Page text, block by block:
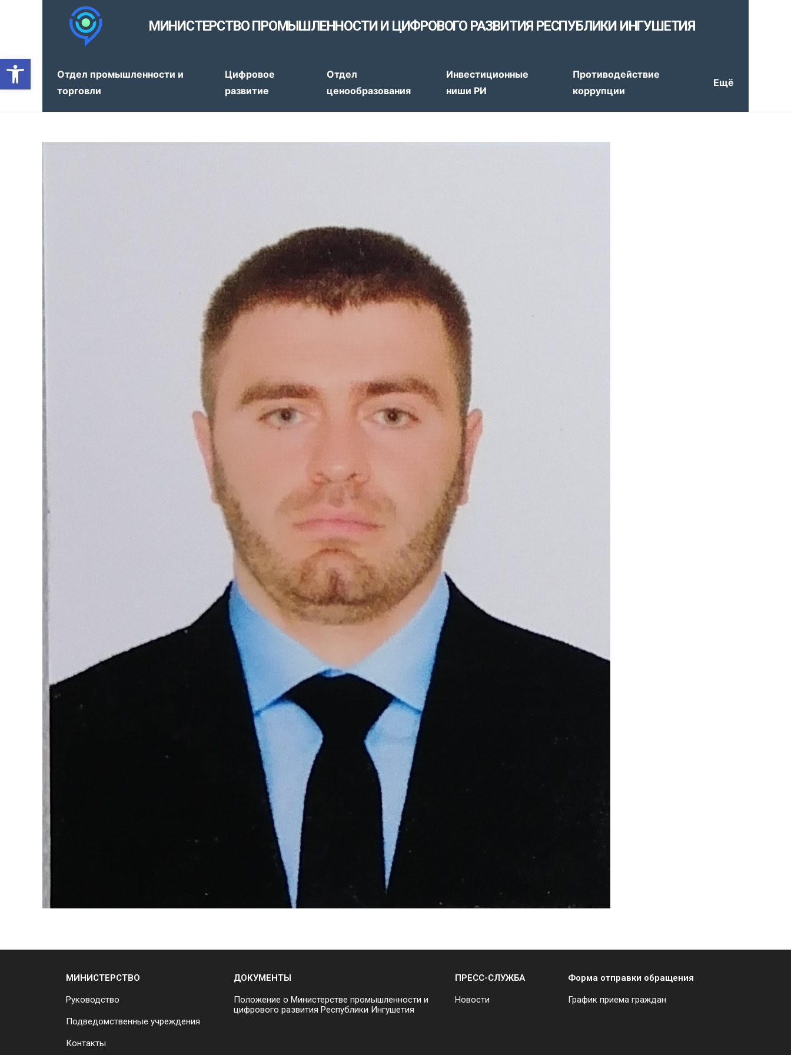
Открыть панель инструментов
МИНИСТЕРСТВО ПРОМЫШЛЕННОСТИ И ЦИФРОВОГО РАЗВИТИЯ РЕСПУБЛИКИ ИНГУШЕТИЯ
Отдел промышленности и
торговли
Цифровое
развитие
Отдел
ценообразования
Инвестиционные
ниши РИ
Противодействие
коррупции
Ещё
МИНИСТЕРСТВО
Руководство
Подведомственные учреждения
Контакты
ДОКУМЕНТЫ
Положение о Министерстве промышленности и
цифрового развития Республики Ингушетия
ПРЕСС-СЛУЖБА
Новости
Форма отправки обращения
График приема граждан